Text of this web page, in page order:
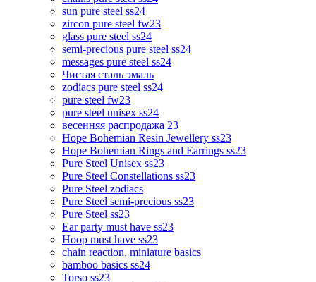
sun pure steel ss24
zircon pure steel fw23
glass pure steel ss24
semi-precious pure steel ss24
messages pure steel ss24
Чистая сталь эмаль
zodiacs pure steel ss24
pure steel fw23
pure steel unisex ss24
весенняя распродажа 23
Hope Bohemian Resin Jewellery ss23
Hope Bohemian Rings and Earrings ss23
Pure Steel Unisex ss23
Pure Steel Constellations ss23
Pure Steel zodiacs
Pure Steel semi-precious ss23
Pure Steel ss23
Ear party must have ss23
Hoop must have ss23
chain reaction, miniature basics
bamboo basics ss24
Torso ss23